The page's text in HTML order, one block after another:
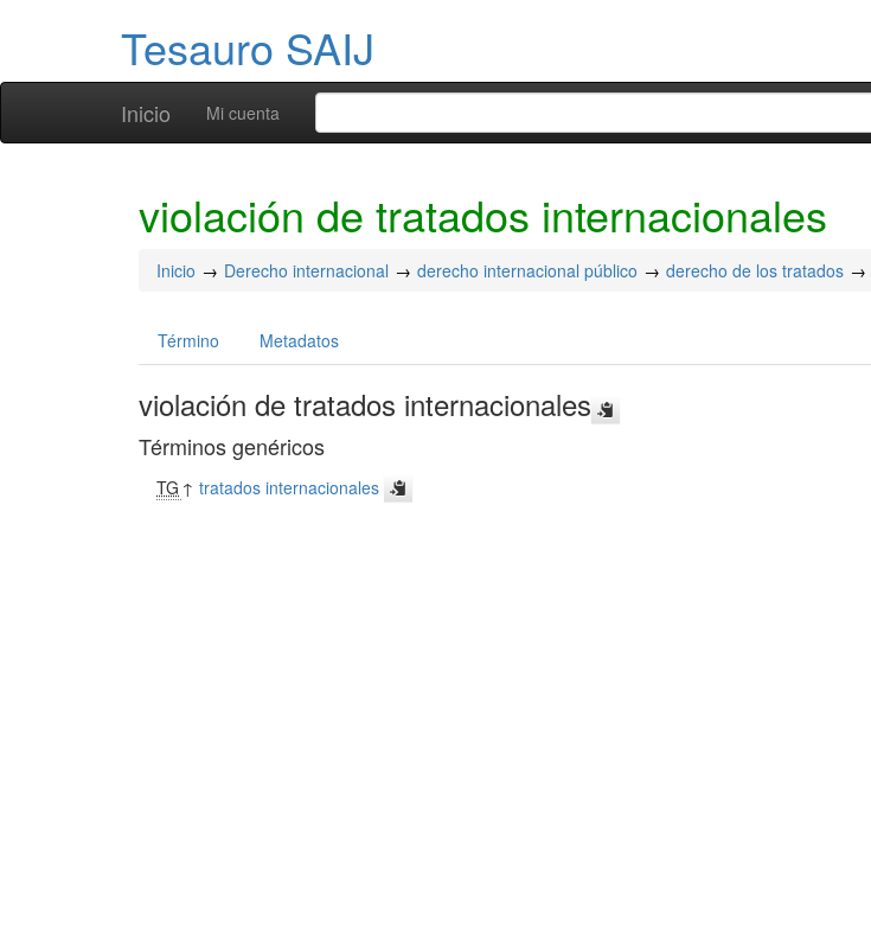
Tesauro SAIJ
Inicio Mi cuenta
violación de tratados internacionales
Inicio Derecho internacional derecho internacional público derecho de los tratados
Término Metadatos
violación de tratados internacionales
Términos genéricos
TG ↑tratados internacionales